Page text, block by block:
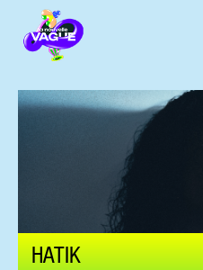
HATIK